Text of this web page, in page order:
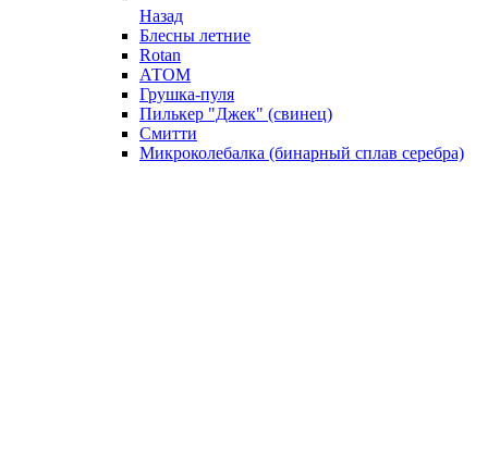
Назад
Блесны летние
Rotan
АТОМ
Грушка-пуля
Пилькер "Джек" (свинец)
Смитти
Микроколебалка (бинарный сплав серебра)